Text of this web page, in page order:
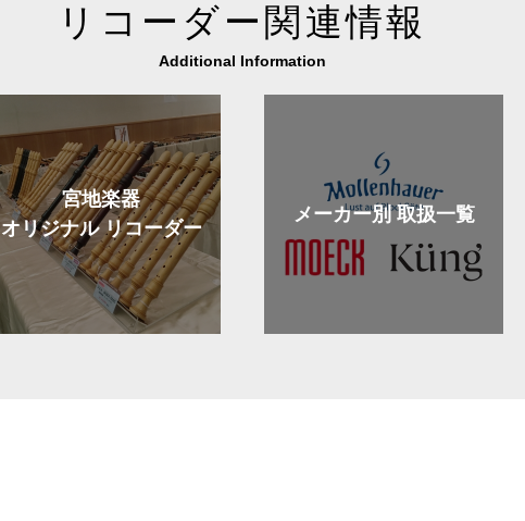
リコーダー関連情報
Additional Information
宮地楽器
オリジナルリコーダー
メーカー別 取扱一覧